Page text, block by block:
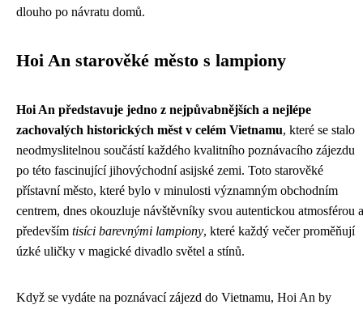
dlouho po návratu domů.
Hoi An starověké město s lampiony
Hoi An představuje jedno z nejpůvabnějších a nejlépe
zachovalých historických měst v celém Vietnamu, které se stalo
neodmyslitelnou součástí každého kvalitního poznávacího zájezdu
po této fascinující jihovýchodní asijské zemi. Toto starověké
přístavní město, které bylo v minulosti významným obchodním
centrem, dnes okouzluje návštěvníky svou autentickou atmosférou a
především tisíci barevnými lampiony, které každý večer proměňují
úzké uličky v magické divadlo světel a stínů.
Když se vydáte na poznávací zájezd do Vietnamu, Hoi An by